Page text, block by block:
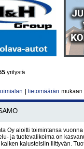
yritystä.
tietomäärän mukaan
Oy aloitti toimintansa
ja tuotevalikoima on
kalusteisiin liittyvän.